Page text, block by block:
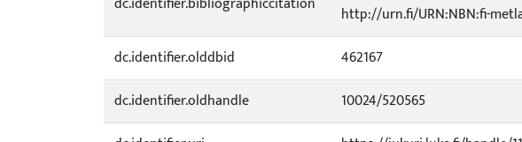
http://urn.fi/URN:NBN:fi-
dc.identifier.olddbid
462167
dc.identifier.oldhandle
10024/520565